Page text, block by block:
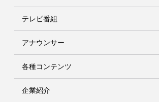
テレビ番組
アナウンサー
各種コンテンツ
企業紹介